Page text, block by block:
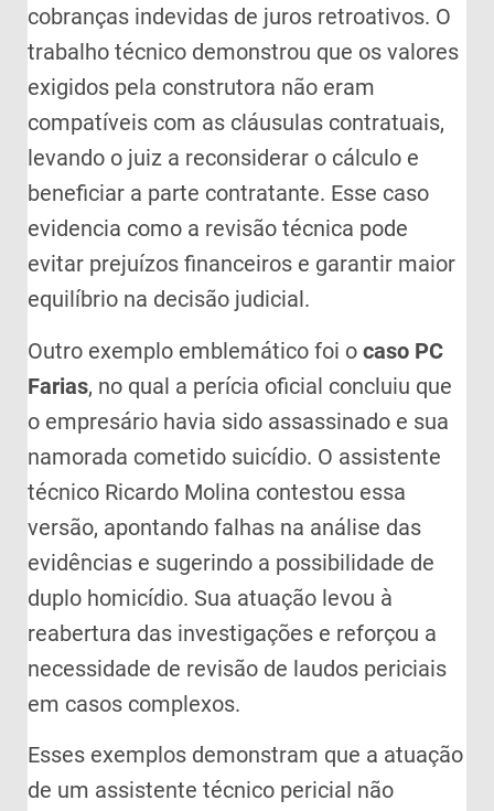
cobranças indevidas de juros retroativos. O
trabalho técnico demonstrou que os valores
exigidos pela construtora não eram
compatíveis com as cláusulas contratuais,
levando o juiz a reconsiderar o cálculo e
beneficiar a parte contratante. Esse caso
evidencia como a revisão técnica pode
evitar prejuízos financeiros e garantir maior
equilíbrio na decisão judicial.
Outro exemplo emblemático foi o caso PC
Farias, no qual a perícia oficial concluiu que
o empresário havia sido assassinado e sua
namorada cometido suicídio. O assistente
técnico Ricardo Molina contestou essa
versão, apontando falhas na análise das
evidências e sugerindo a possibilidade de
duplo homicídio. Sua atuação levou à
reabertura das investigações e reforçou a
necessidade de revisão de laudos periciais
em casos complexos.
Esses exemplos demonstram que a atuação
de um assistente técnico pericial não